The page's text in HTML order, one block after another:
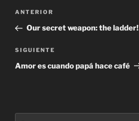
Navegación
entradas
Entrada
anterior:
ANTERIOR
Our secret weapon: the ladder!
Siguiente
entrada
SIGUIENTE
Amor es cuando papá hace café